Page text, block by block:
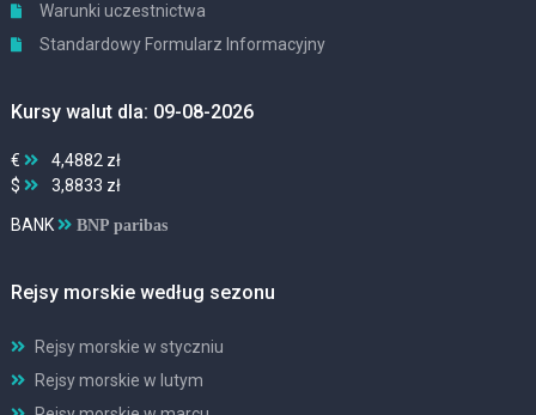
Warunki uczestnictwa
Standardowy Formularz Informacyjny
Kursy walut dla: 09-08-2026
€
4,4882 zł
$
3,8833 zł
BANK BNP paribas
Rejsy morskie według sezonu
Rejsy morskie w styczniu
Rejsy morskie w lutym